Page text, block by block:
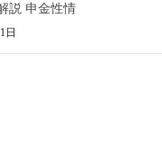
説 申金性情
日